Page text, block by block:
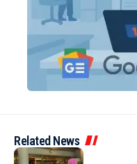
Related News
BERITAINDEX